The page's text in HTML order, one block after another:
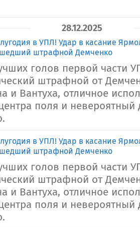
28.12.2025
в УПЛ! Удар в касание
штрафной Демченко
голов первой части
штрафной от
и Вантуха, отличное
поля и невероятный
в УПЛ! Удар в касание
штрафной Демченко
голов первой части
штрафной от
и Вантуха, отличное
поля и невероятный